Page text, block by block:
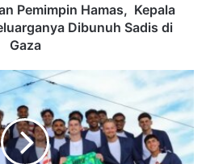
Pemimpin Hamas, Kepala
Dibunuh Sadis di
Gaza